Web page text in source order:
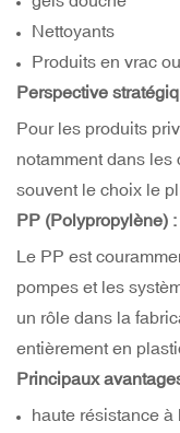
Nettoyants
Produits en vrac
Perspective
Pour les produits
notamment dans les
souvent le choix le
PP (Polypropylène)
Le PP est
pompes et les
un rôle dans la
entièrement en
Principaux
haute résistance à